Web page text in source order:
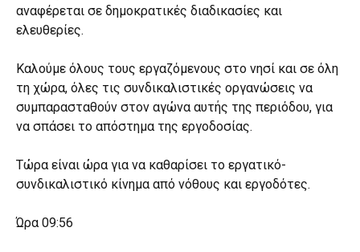
αναφέρεται σε δημοκρατικές διαδικασίες και
ελευθερίες.
Καλούμε όλους τους εργαζόμενους στο νησί και σε όλη
τη χώρα, όλες τις συνδικαλιστικές οργανώσεις να
συμπαρασταθούν στον αγώνα αυτής της περιόδου, για
να σπάσει το απόστημα της εργοδοσίας.
Τώρα είναι ώρα για να καθαρίσει το εργατικό-
συνδικαλιστικό κίνημα από νόθους και εργοδότες.
Ώρα 09:56